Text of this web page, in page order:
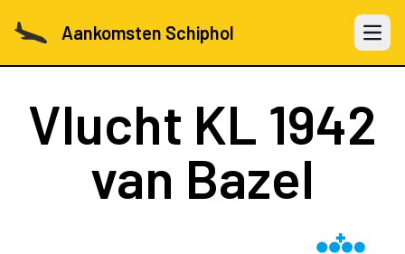
Aankomsten Schiphol Open
Vlucht KL 1942
van Bazel